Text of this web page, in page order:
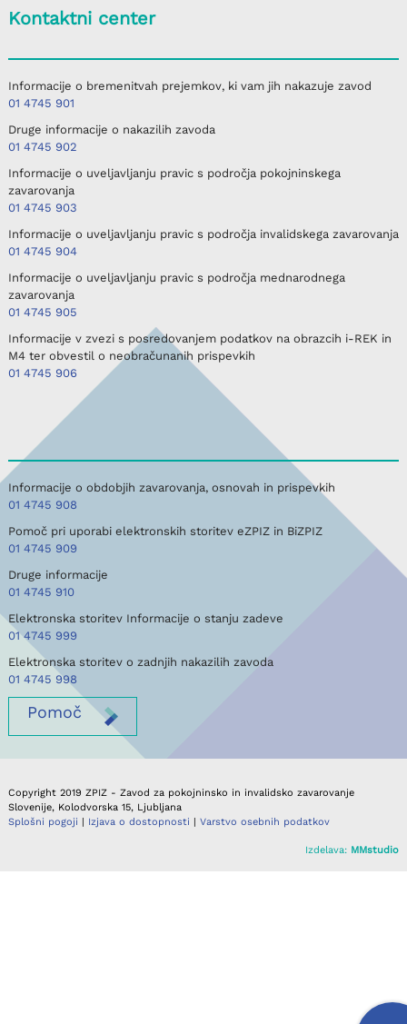
Kontaktni center
Informacije o bremenitvah prejemkov, ki vam jih nakazuje zavod
01 4745 901
Druge informacije o nakazilih zavoda
01 4745 902
Informacije o uveljavljanju pravic s področja pokojninskega
zavarovanja
01 4745 903
Informacije o uveljavljanju pravic s področja invalidskega zavarovanja
01 4745 904
Informacije o uveljavljanju pravic s področja mednarodnega
zavarovanja
01 4745 905
Informacije v zvezi s posredovanjem podatkov na obrazcih i-REK in
M4 ter obvestil o neobračunanih prispevkih
01 4745 906
Informacije o obdobjih zavarovanja, osnovah in prispevkih
01 4745 908
Pomoč pri uporabi elektronskih storitev eZPIZ in BiZPIZ
01 4745 909
Druge informacije
01 4745 910
Elektronska storitev Informacije o stanju zadeve
01 4745 999
Elektronska storitev o zadnjih nakazilih zavoda
01 4745 998
Pomoč
Copyright 2019 ZPIZ - Zavod za pokojninsko in invalidsko zavarovanje
Slovenije, Kolodvorska 15, Ljubljana
Splošni pogoji | Izjava o dostopnosti | Varstvo osebnih podatkov
Izdelava: MMstudio